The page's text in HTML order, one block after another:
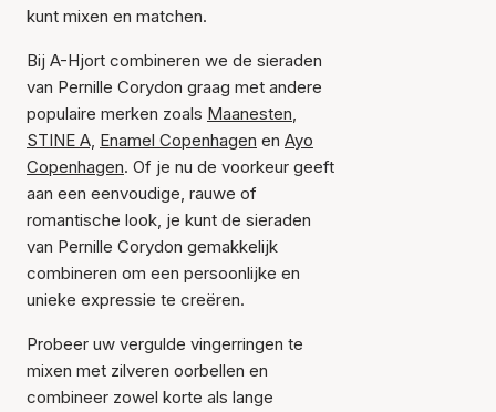
kunt mixen en matchen.
Bij A-Hjort combineren we de sieraden
van Pernille Corydon graag met andere
populaire merken zoals Maanesten,
STINE A, Enamel Copenhagen en Ayo
Copenhagen. Of je nu de voorkeur geeft
aan een eenvoudige, rauwe of
romantische look, je kunt de sieraden
van Pernille Corydon gemakkelijk
combineren om een persoonlijke en
unieke expressie te creëren.
Probeer uw vergulde vingerringen te
mixen met zilveren oorbellen en
combineer zowel korte als lange